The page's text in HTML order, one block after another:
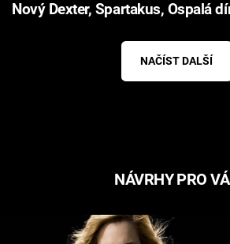
Nový Dexter, Spartakus, Ospalá
NAČÍST DALŠÍ
NÁVRHY PRO